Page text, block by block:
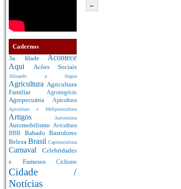
Cadernos
3a. Idade Acontece
Aqui Acões Sociais
Afinando a língua
Agricultura Agricultura
Familiar Agronegócio
Agropecuária Apicultura
Apicultura e Meliponicultura
Artigos Autoestima
Automobilismo Avicultura
BBB Babado Bastidores
Beleza Brasil Caprinocultura
Carnaval Celebridades
e Famosos Ciclismo
Cidade /
Notícias
←